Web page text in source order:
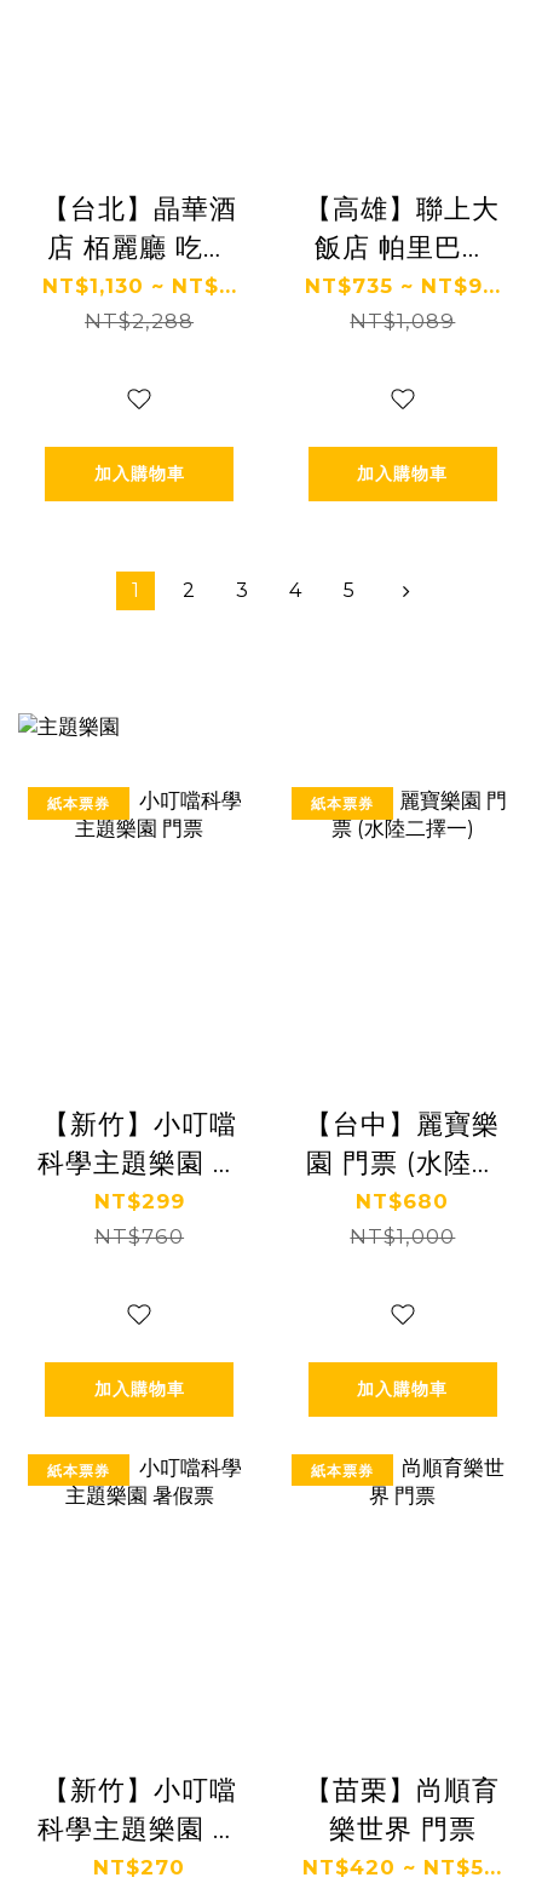
【台北】晶華酒
店 栢麗廳 吃到
飽餐券
NT$1,130 ~ NT$...
NT$2,288
加入購物車
【高雄】聯上大
飯店 帕里巴黎
吃到飽餐券 Ⓣ
NT$735 ~ NT$9...
NT$1,089
加入購物車
1 2 3 4 5
紙本票券
【新竹】小叮噹
科學主題樂園 門
票
NT$299
NT$760
加入購物車
紙本票券
【台中】麗寶樂
園 門票 (水陸二
擇一)
NT$680
NT$1,000
加入購物車
紙本票券
【新竹】小叮噹
科學主題樂園 暑
假票
NT$270
紙本票券
【苗栗】尚順育
樂世界 門票
NT$420 ~ NT$5...